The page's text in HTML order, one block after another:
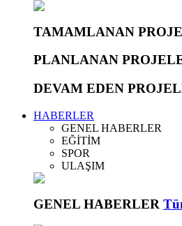
TAMAMLANAN
PLANLANAN
DEVAM EDEN
HABERLER
GENEL HABERLER
EĞİTİM
SPOR
ULAŞIM
GENEL HABERLER